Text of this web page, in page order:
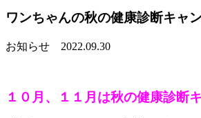
ワンちゃんの秋の健康診断キャ
お知らせ 2022.09.30
１０月、１１月は秋の健康診断